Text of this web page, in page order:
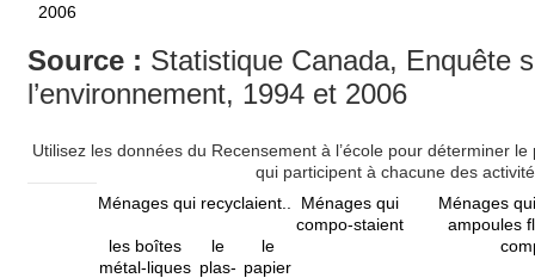
2006
Source : Statistique Canada, Enquête
l’environnement, 1994 et 2006
Utilisez les données du Recensement à l’école pour déterminer
qui participent à chacune des
Ménages qui recyclaient..
Ménages qui
compo-staient
Ménages
ampoules
les boîtes
métal-liques
le
plas-
le
papier